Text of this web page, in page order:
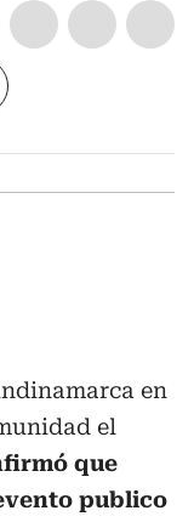
en
el
que
publico